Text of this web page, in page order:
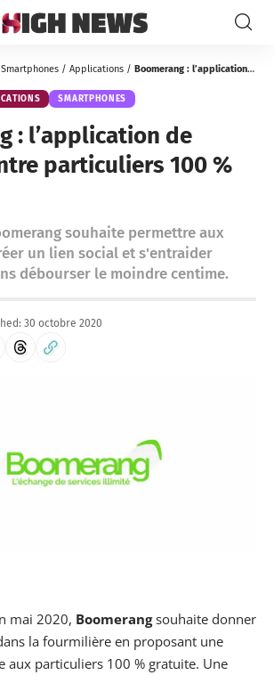
Smartphones / Applications / Boomerang : l’application de services entre particuliers 100 % gratuite
SMARTPHONES
: l’application de
particuliers 100 %
souhaite permettre aux
un lien social et s'entraider
débourser le moindre centime.
30 octobre 2020
mai 2020, Boomerangsouhaite donner
la fourmilière en proposant une
aux particuliers 100 % gratuite. Une